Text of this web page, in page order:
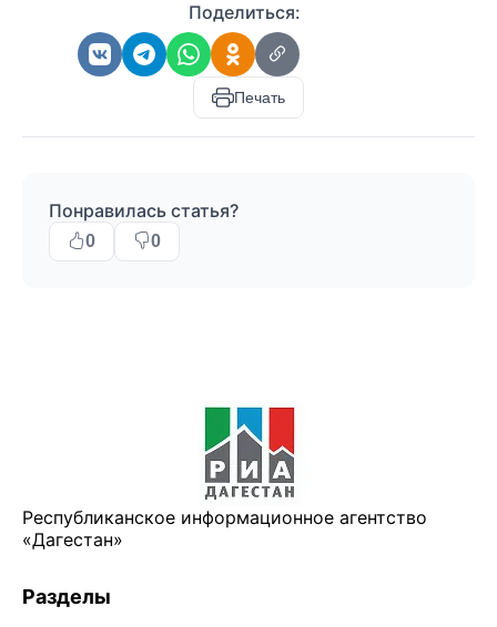
Поделиться:
Печать
Понравилась статья?
0 0
Республиканское информационное агентство
«Дагестан»
Разделы